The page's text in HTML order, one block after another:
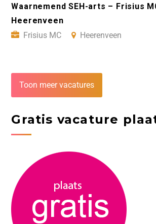
Waarnemend SEH-arts – Frisius
Heerenveen
Frisius MC
Heerenveen
Toon meer vacatures
Gratis vacature